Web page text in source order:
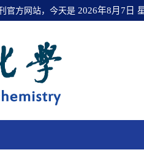
官方网站，今天是 2026年8月7日